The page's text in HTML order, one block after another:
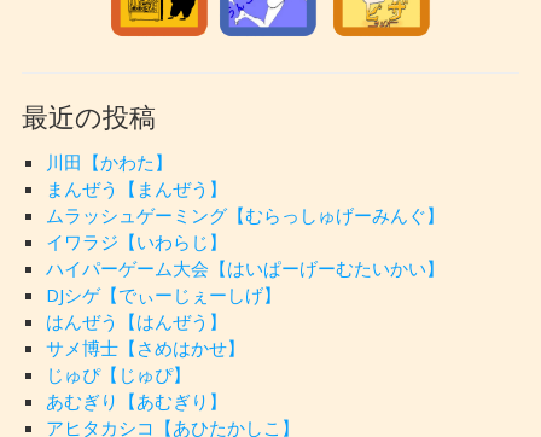
最近の投稿
川田【かわた】
まんぜう【まんぜう】
ムラッシュゲーミング【むらっしゅげーみんぐ】
イワラジ【いわらじ】
ハイパーゲーム大会【はいぱーげーむたいかい】
DJシゲ【でぃーじぇーしげ】
はんぜう【はんぜう】
サメ博士【さめはかせ】
じゅぴ【じゅぴ】
あむぎり【あむぎり】
アヒタカシコ【あひたかしこ】